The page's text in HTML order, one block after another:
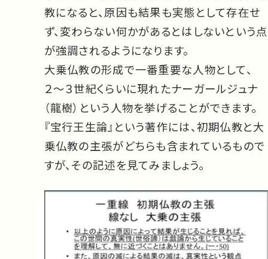
教になると、原因も結果も実態として存在せ
ず、変わらない何かがあるとはしないという点
が強調されるようになります。
大乗仏教の形成で一番重要な人物として、
２〜３世紀くらいに現れたナーガールジュナ
（龍樹）という人物を挙げることができます。
『宝行王生論』という著作には、初期仏教と大
乗仏教の主張がどちらも含まれているもので
すが、その記述を見てみましょう。